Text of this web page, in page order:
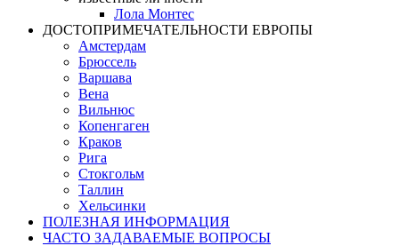
Лола Монтес
ДОСТОПРИМЕЧАТЕЛЬНОСТИ ЕВРОПЫ
Амстердам
Брюссель
Варшава
Вена
Вильнюс
Копенгаген
Краков
Рига
Стокгольм
Таллин
Хельсинки
ПОЛЕЗНАЯ ИНФОРМАЦИЯ
ЧАСТО ЗАДАВАЕМЫЕ ВОПРОСЫ